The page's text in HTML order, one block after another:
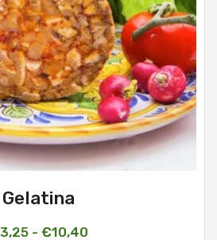
Gelatina
3,25 - €10,40Fascia